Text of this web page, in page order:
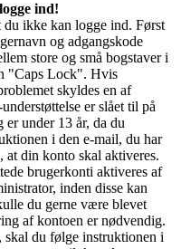
ind!
ikke kan logge ind. Først
og adgangskode
store og små bogstaver i
"Caps Lock". Hvis
skyldes en af
er slået til på
under 13 år, da du
i den e-mail, du har
at din konto skal aktiveres.
brugerkonti aktiveres af
inden disse kan
du gerne være blevet
af kontoen er nødvendig.
skal du følge instruktionen i